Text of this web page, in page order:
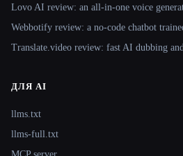
Lovo AI review: an all-in-one voice
Webbotify review: a no-code chatbot
Translate.video review: fast AI dubbing
ДЛЯ AI
llms.txt
llms-full.txt